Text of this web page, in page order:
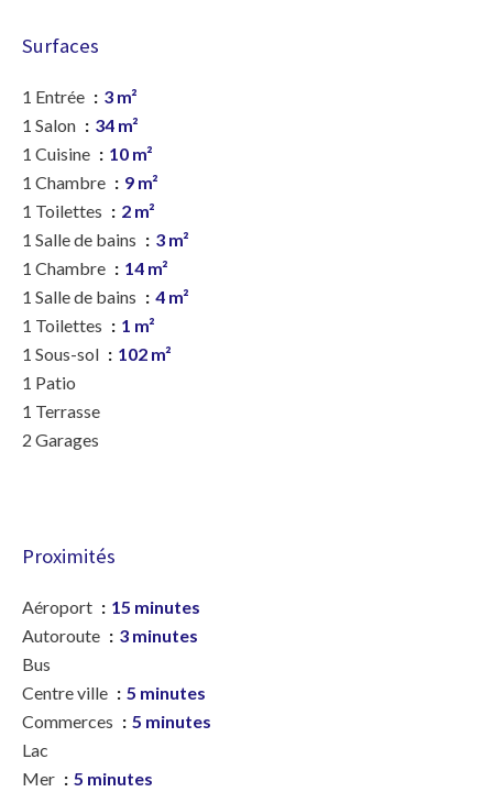
Surfaces
1 Entrée
3 m²
1 Salon
34 m²
1 Cuisine
10 m²
1 Chambre
9 m²
1 Toilettes
2 m²
1 Salle de bains
3 m²
1 Chambre
14 m²
1 Salle de bains
4 m²
1 Toilettes
1 m²
1 Sous-sol
102 m²
1 Patio
1 Terrasse
2 Garages
Proximités
Aéroport
15 minutes
Autoroute
3 minutes
Bus
Centre ville
5 minutes
Commerces
5 minutes
Lac
Mer
5 minutes